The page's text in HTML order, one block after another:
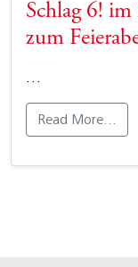
Schlag 6!
zum
…
Read More…